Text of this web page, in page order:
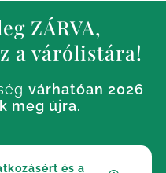
ZÁRVA,
a várólistára!
várhatóan 2026
meg újra.
és a